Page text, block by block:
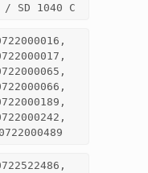
/ SD 1040 C